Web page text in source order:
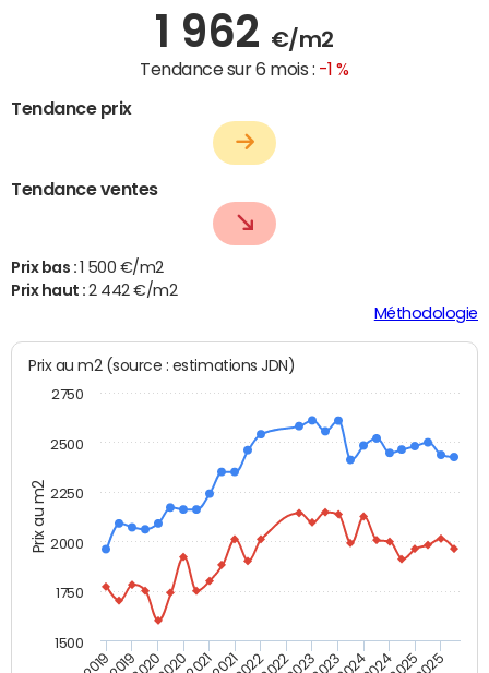
1 962 €/m2
Tendance sur 6 mois : -1 %
Tendance prix
Tendance ventes
Prix bas : 1 500 €/m2
Prix haut :2 442 €/m2
Méthodologie
Prix au m2
Prix au m2 (source : estimations JDN)
1500
1750
2000
2250
2500
2750